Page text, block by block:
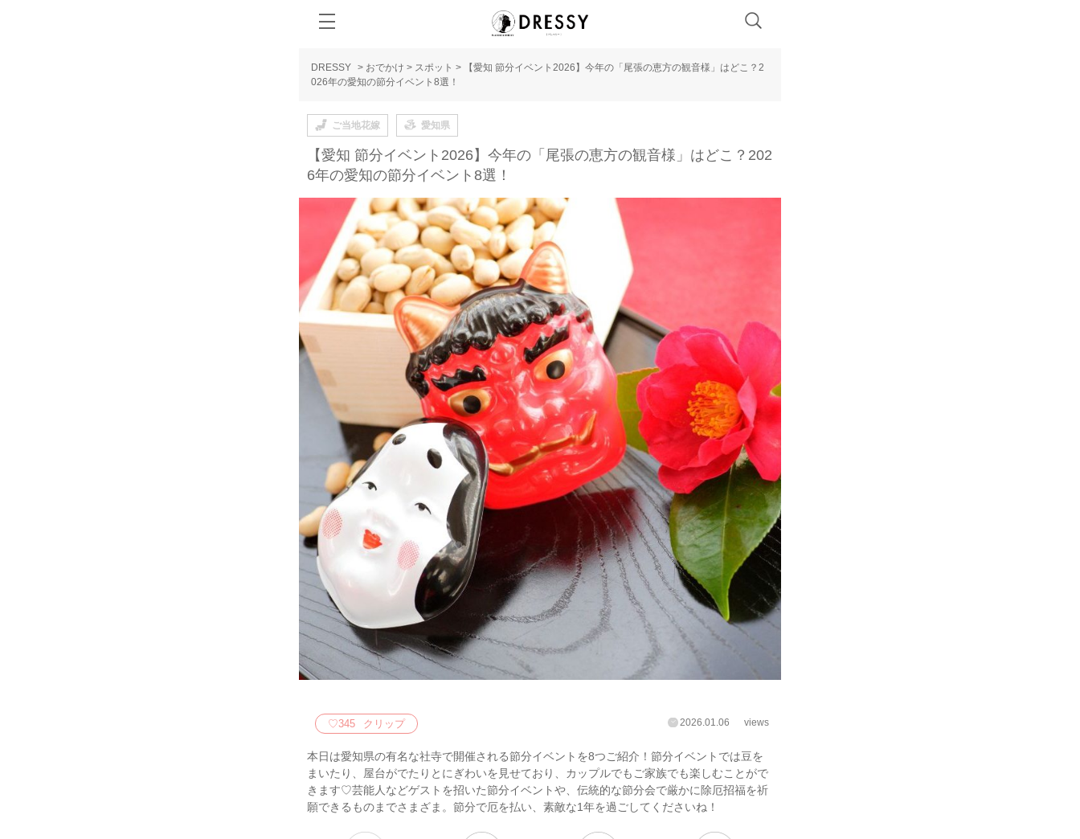
DRESSY > おでかけ > スポット >
【愛知 節分イベント2026】今年の「尾張の恵方の観音様」はどこ？2
026年の愛知の節分イベント8選！
ご当地花嫁 愛知県
【愛知 節分イベント2026】今年の「尾張の恵方の観音様」はどこ？202
6年の愛知の節分イベント8選！
♡345 クリップ 2026.01.06 views
本日は愛知県の有名な社寺で開催される節分イベントを8つご紹介！節分イベントでは豆を
まいたり、屋台がでたりとにぎわいを見せており、カップルでもご家族でも楽しむことがで
きます♡芸能人などゲストを招いた節分イベントや、伝統的な節分会で厳かに除厄招福を祈
願できるものまでさまざま。節分で厄を払い、素敵な1年を過ごしてくださいね！